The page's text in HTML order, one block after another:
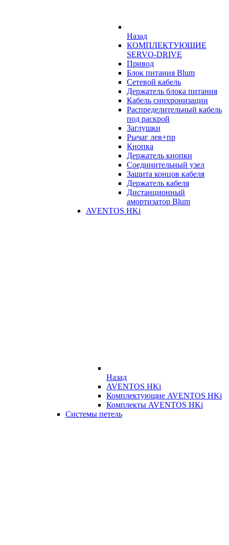
Назад
КОМПЛЕКТУЮЩИЕ
SERVO-DRIVE
Привод
Блок питания Blum
Сетевой кабель
Держатель блока питания
Кабель синхронизации
Распределительный кабель
под раскрой
Заглушки
Рычаг лев+пр
Кнопка
Держатель кнопки
Соединительный узел
Защита концов кабеля
Держатель кабеля
Дистанционный
амортизатор Blum
AVENTOS HKi
Назад
AVENTOS HKi
Комплектующие AVENTOS HKi
Комплекты AVENTOS HKi
Системы петель